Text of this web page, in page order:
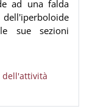
ad una falda
sue sezioni
dell'attività